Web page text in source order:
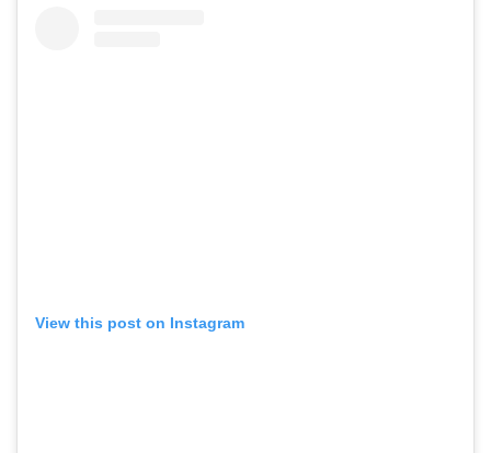
View this post on Instagram